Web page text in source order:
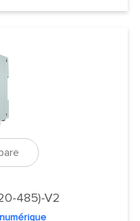
485)-V2